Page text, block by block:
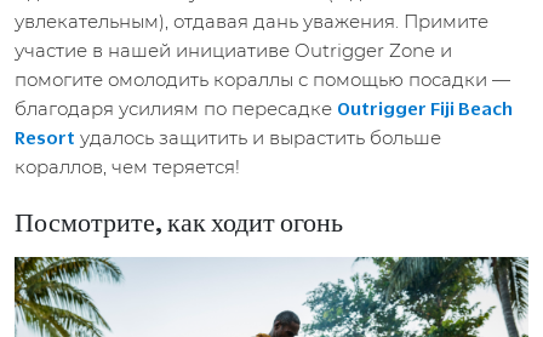
увлекательным), отдавая дань уважения. Примите
участие в нашей инициативе Outrigger Zone и
помогите омолодить кораллы с помощью посадки —
благодаря усилиям по пересадке Outrigger Fiji Beach
Resort удалось защитить и вырастить больше
кораллов, чем теряется!
Посмотрите, как ходит огонь